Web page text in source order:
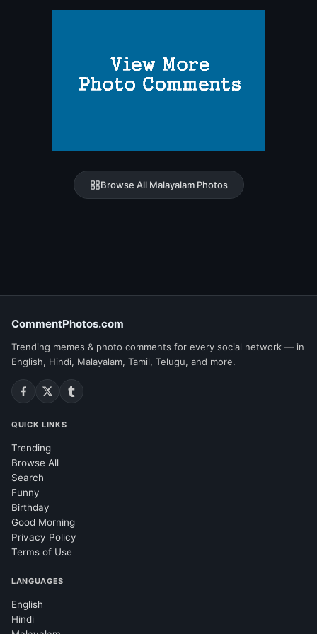
Browse All Malayalam Photos
CommentPhotos.com
Trending memes & photo comments for every social network — in
English, Hindi, Malayalam, Tamil, Telugu, and more.
QUICK LINKS
Trending
Browse All
Search
Funny
Birthday
Good Morning
Privacy Policy
Terms of Use
LANGUAGES
English
Hindi